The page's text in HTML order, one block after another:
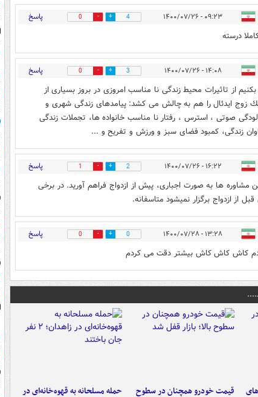
۰۹:۲۳ - ۱۴۰۰/۰۷/۲۶ 4
0 پاسخ
درسته
۱۴:۰۸ - ۱۴۰۰/۰۷/۲۶ 3
0 پاسخ
از تاثيرات محيط زندگى نا مناسب امروزى در بروز بسيارى از
زوج ايدئال را هم به چالش مى كشد: پيامدهاى زندگى شهرى و
صوتى ، استرس ، رفتار نا مناسب خانواده ها، تجملات زندگى
زندگى، كمبود فضاى سبز و ورزش و تفريح و ...
۱۶:۲۲ - ۱۴۰۰/۰۷/۲۶ 2
1 پاسخ
مشاوره ها به صورت اجباری، پیش از ازدواج فراهم آورید. در برخی
از ازدواج برگزار نمیشود متاسفانه.
۱۳:۲۸ - ۱۴۰۰/۰۷/۲۸ 0
0 پاسخ
کاش کاش کاش بیشتر دقت می کردم
قیمت خودرو همچنان در سطوح
حمله مسلحانه به قهوه‌خانه‌ای در